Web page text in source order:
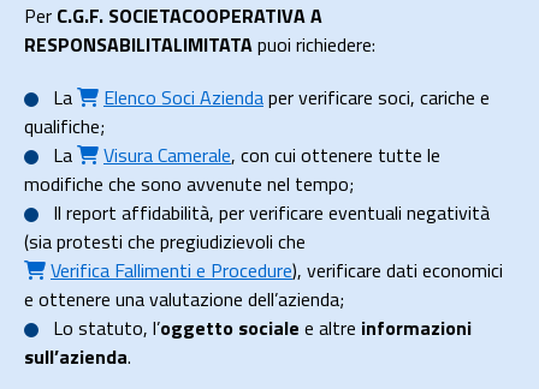
Per C.G.F. SOCIETACOOPERATIVA A
RESPONSABILITALIMITATApuoi richiedere:
La
Elenco Soci Aziendaper verificare soci, cariche e
qualifiche;
La
Visura Camerale, con cui ottenere tutte le
modifiche che sono avvenute nel tempo;
Il report affidabilità, per verificare eventuali negatività
(sia protesti che pregiudizievoli che
Verifica Fallimenti e Procedure), verificare dati economici
e ottenere una valutazione dell’azienda;
Lo statuto, l’oggetto sociale e altre informazioni
sull’azienda.